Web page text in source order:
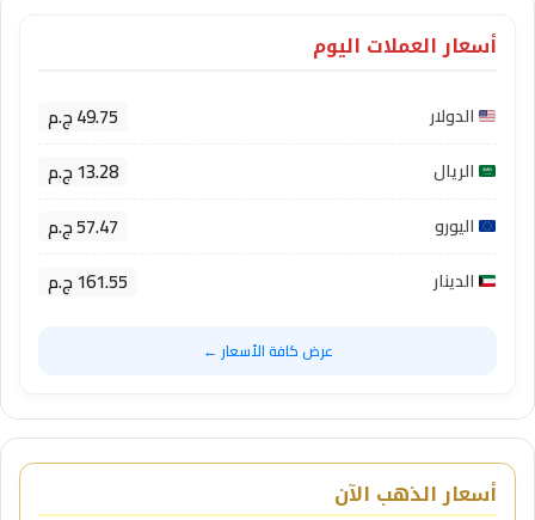
أسعار العملات اليوم
الدولار 49.75 ج.م
الريال 13.28 ج.م
اليورو 57.47 ج.م
الدينار 161.55 ج.م
عرض كافة الأسعار ←
أسعار الذهب الآن